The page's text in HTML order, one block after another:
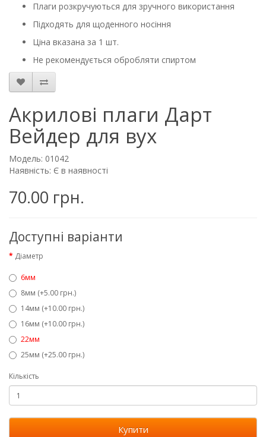
Плаги розкручуються для зручного використання
Підходять для щоденного носіння
Ціна вказана за 1 шт.
Не рекомендується обробляти спиртом
Акрилові плаги Дарт
Вейдер для вух
Модель: 01042
Наявність: Є в наявності
70.00 грн.
Доступні варіанти
Діаметр
6мм
8мм (+5.00 грн.)
14мм (+10.00 грн.)
16мм (+10.00 грн.)
22мм
25мм (+25.00 грн.)
Кількість
Купити